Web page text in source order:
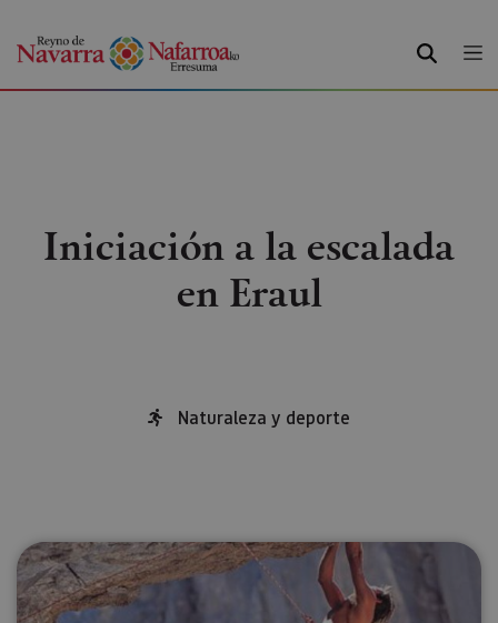
BUSCAR
Iniciación a la escalada
en Eraul
Naturaleza y deporte